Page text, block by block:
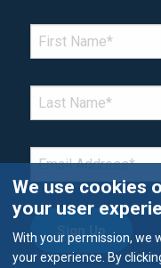
*Denotes required field
FIRST NAME
LAST NAME*
EMAIL *
We use cookies
your user
With your permission, we
your experience. By